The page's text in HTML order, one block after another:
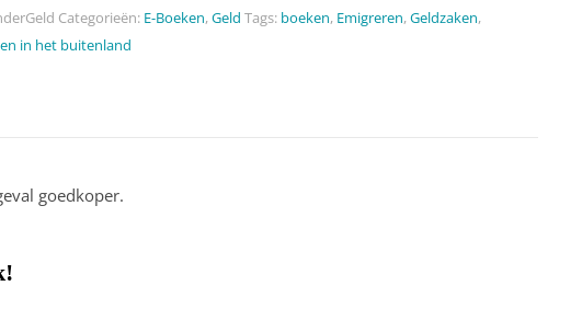
Categorieën: E-Boeken,Geld Tags: boeken, Emigreren,Geldzaken,
in het buitenland
goedkoper.